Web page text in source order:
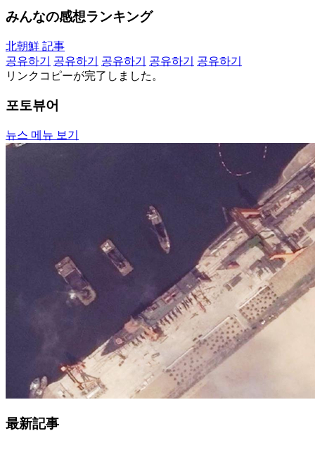
みんなの感想ランキング
北朝鮮 記事
공유하기
공유하기 공유하기 공유하기
공유하기
リンクコピーが完了しました。
포토뷰어
뉴스 메뉴 보기
最新記事